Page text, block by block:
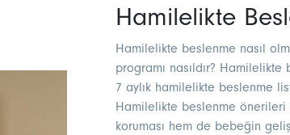
Hamilelikte
Hamilelikte beslenme nasıl
programı nasıldır? Hamilelikte
7 aylık hamilelikte beslenme
Hamilelikte beslenme önerileri
koruması hem de bebeğin